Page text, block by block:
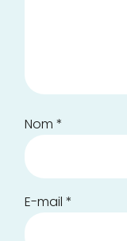
Nom*
E-mail*